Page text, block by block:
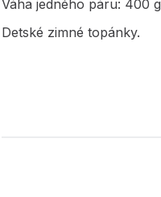
Váha jedného páru: 400 g
Detské zimné topánky.